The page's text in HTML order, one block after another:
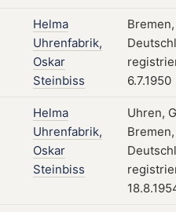
Helma
Uhrenfabrik,
Oskar
Steinbiss
Bremen,
6.7.1950
Helma
Uhrenfabrik,
Oskar
Steinbiss
Uhren,
Bremen,